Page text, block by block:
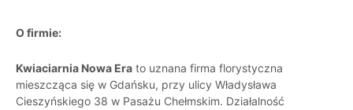
O firmie:
Kwiaciarnia Nowa Era to uznana firma florystyczna
mieszcząca się w Gdańsku, przy ulicy Władysława
Cieszyńskiego 38 w Pasażu Chełmskim. Działalność